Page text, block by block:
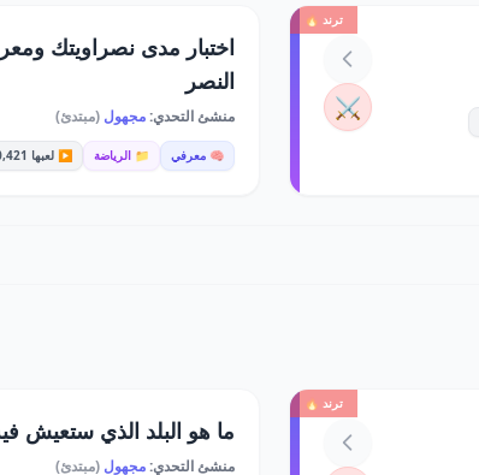
ترند 🔥
⚔️
اختبار مدى نصراويتك
النصر
منشئ التحدي:مجهول (مبتدئ)
🧠 معرفي 📁 الرياضة ▶️ لعبها 50,421
ترند 🔥
ما هو البلد الذي ستعيش
منشئ التحدي:مجهول (مبتدئ)